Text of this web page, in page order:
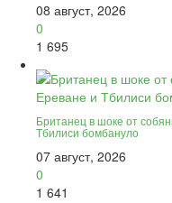
08 август, 2026
0
1 695
Британец в шоке от
Тбилиси бомбануло
07 август, 2026
0
1 641